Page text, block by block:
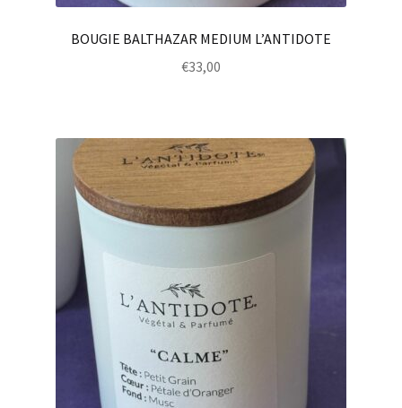
BOUGIE BALTHAZAR MEDIUM L’ANTIDOTE
€33,00